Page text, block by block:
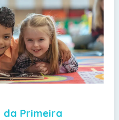
da Primeira